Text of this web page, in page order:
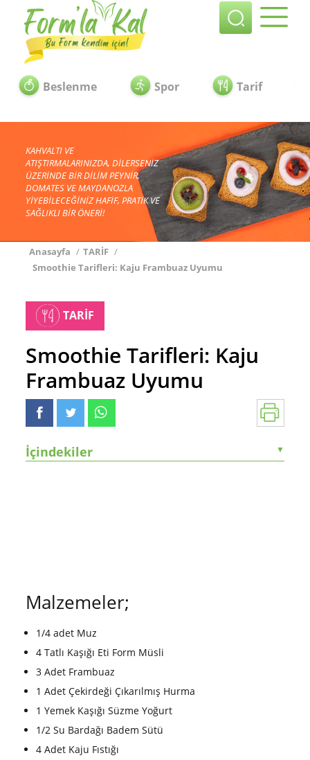
Beslenme Spor Tarif
KAHVALTI VE
ATIŞTIRMALARINIZDA, DİLERSENİZ
ÜZERİNDE BİR DİLİM PEYNİR,
DOMATES VE MAYDANOZLA
YİYEBİLECEĞİNİZ HAFİF, PRATİK VE
SAĞLIKLI BİR ÖNERİ!
Anasayfa / TARİF /
Smoothie Tarifleri: Kaju Frambuaz Uyumu
TARİF
Smoothie Tarifleri: Kaju
Frambuaz Uyumu
İçindekiler ▼
Malzemeler;
1/4 adet Muz
4 Tatlı Kaşığı Eti Form Müsli
3 Adet Frambuaz
1 Adet Çekirdeği Çıkarılmış Hurma
1 Yemek Kaşığı Süzme Yoğurt
1/2 Su Bardağı Badem Sütü
4 Adet Kaju Fıstığı